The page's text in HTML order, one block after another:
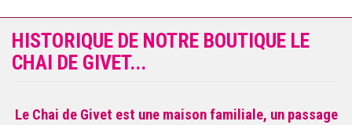
HISTORIQUE DE NOTRE BOUTIQUE LE
CHAI DE GIVET...
Le Chai de Givet est une maison familiale, un passage